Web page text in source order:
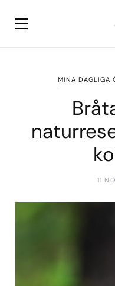
MINA DAGLIGA
11